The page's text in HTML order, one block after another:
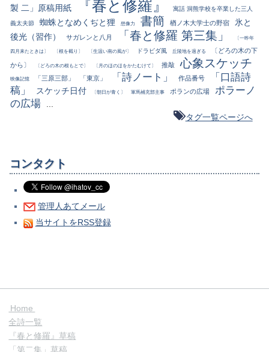
製 二」原稿用紙
『春と修羅』 寓話 洞熊学校を卒業した三人
義太夫節 蜘蛛となめくぢと狸 想像力 書簡 楢ノ木大学士の野宿
氷と
後光（習作）
サガレンと八月 「春と修羅 第三集」 〔一昨年
四月来たときは〕 〔根を截り〕 〔生温い南の風が〕 ドラビダ風 丘陵地を過ぎる
〔どろの木の下
から〕
〔どろの木の根もとで〕 〔月のほのほをかたむけて〕 推敲 心象スケッチ
映像記憶 「三原三部」 「東京」 「詩ノート」 作品番号
「口語詩
稿」
スケッチ日付 〔朝日が青く〕 軍馬補充部主事 ポランの広場
ポラーノ
の広場
タグ一覧ページへ
コンタクト
管理人あてメール
当サイトをRSS登録
Home
全詩一覧
『春と修羅』草稿
「第二集」草稿